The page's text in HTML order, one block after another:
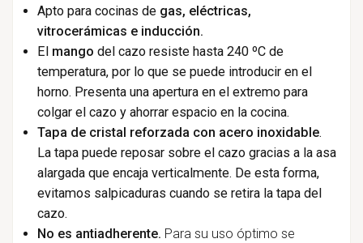
Apto para cocinas degas, eléctricas,
vitrocerámicas e inducción.
El mango del cazo resiste hasta 240 ºC de
temperatura, por lo que se puede introducir en el
horno. Presenta una apertura en el extremo para
colgar el cazo y ahorrar espacio en la cocina.
Tapa de cristal reforzada con acero inoxidable.
La tapa puede reposar sobre el cazo gracias a la asa
alargada que encaja verticalmente. De esta forma,
evitamos salpicaduras cuando se retira la tapa del
cazo.
No es antiadherente. Para su uso óptimo se